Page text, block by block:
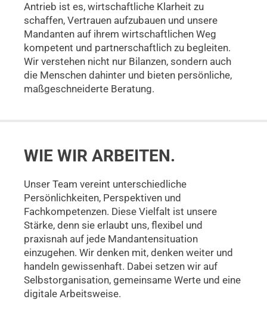
Antrieb ist es, wirtschaftliche Klarheit zu
schaffen, Vertrauen aufzubauen und unsere
Mandanten auf ihrem wirtschaftlichen Weg
kompetent und partnerschaftlich zu begleiten.
Wir verstehen nicht nur Bilanzen, sondern auch
die Menschen dahinter und bieten persönliche,
maßgeschneiderte Beratung.
WIE WIR ARBEITEN.
Unser Team vereint unterschiedliche
Persönlichkeiten, Perspektiven und
Fachkompetenzen. Diese Vielfalt ist unsere
Stärke, denn sie erlaubt uns, flexibel und
praxisnah auf jede Mandantensituation
einzugehen. Wir denken mit, denken weiter und
handeln gewissenhaft. Dabei setzen wir auf
Selbstorganisation, gemeinsame Werte und eine
digitale Arbeitsweise.